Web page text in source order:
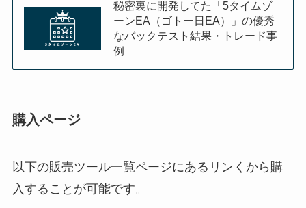
秘密裏に開発してた「5タイムゾ
ーンEA（ゴトー日EA）」の優秀
なバックテスト結果・トレード事
例
購入ページ
以下の販売ツール一覧ページにあるリンくから購
入することが可能です。